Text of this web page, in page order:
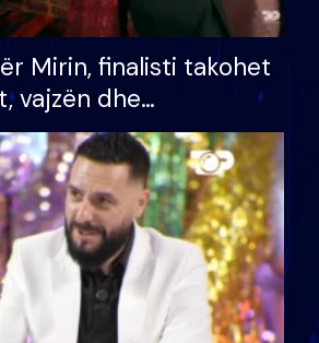
Mirin, finalisti takohet
vajzën dhe
S’kemi ndonjë letër